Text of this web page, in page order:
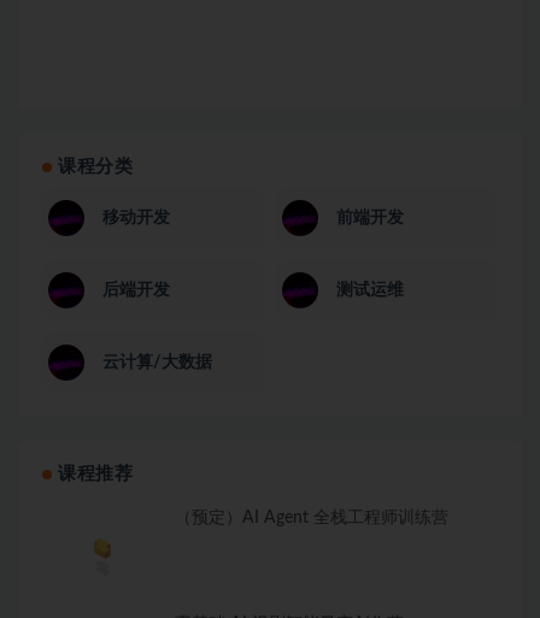
课程分类
移动开发 前端开发
后端开发 测试运维
云计算/大数据
课程推荐
（预定）AI Agent 全栈工程师训练营